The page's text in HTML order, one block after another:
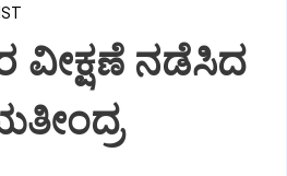
ವೀಕ್ಷಣೆ ನಡೆಸಿದ